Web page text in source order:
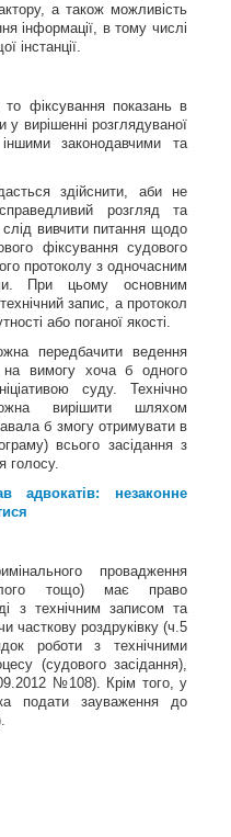
а також можливість
інформації, в тому числі
інстанції.
фіксування показань в
вирішенні розглядуваної
законодавчими та
здійснити, аби не
розгляд та
вивчити питання щодо
фіксування судового
протоколу з одночасним
При цьому основним
запис, а протокол
або поганої якості.
передбачити ведення
вимогу хоча б одного
суду. Технічно
вирішити шляхом
б змогу отримувати в
всього засідання з
голосу.
адвокатів: незаконне
провадження
тощо) має право
з технічним записом та
часткову роздруківку (ч.5
роботи з технічними
(судового засідання),
№108). Крім того, у
подати зауваження до